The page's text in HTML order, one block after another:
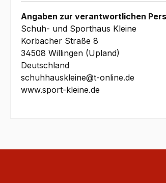
Angaben zur verantwortlichen
Schuh- und Sporthaus Kleine
Korbacher Straße 8
34508 Willingen (Upland)
Deutschland
schuhhauskleine@t-online.de
www.sport-kleine.de